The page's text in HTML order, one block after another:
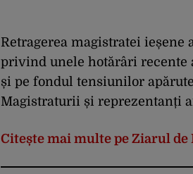
Retragerea magistratei
privind unele hotărâri recente
și pe fondul tensiunilor
Magistraturii și reprezentanți
Citește mai multe pe Ziarul de